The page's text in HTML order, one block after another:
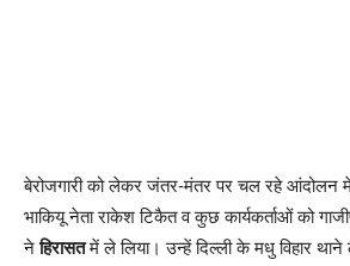
बेरोजगारी को लेकर जंतर-मंतर पर चल रहे आंदोलन
भाकियू नेता राकेश टिकैत व कुछ कार्यकर्ताओं को
नेहिरासतमें ले लिया। उन्हें दिल्ली के मधु विहार थाने